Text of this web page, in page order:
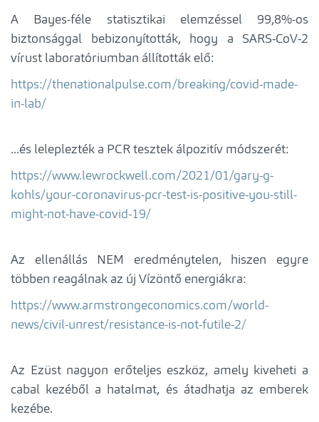
A Bayes-féle statisztikai elemzéssel 99,8%-os
biztonsággal bebizonyították, hogy a SARS-CoV-2
vírust laboratóriumban állították elő:
https://thenationalpulse.com/breaking/covid-made-
in-lab/
...és leleplezték a PCR tesztek álpozitív módszerét:
https://www.lewrockwell.com/2021/01/gary-g-
kohls/your-coronavirus-pcr-test-is-positive-you-still-
might-not-have-covid-19/
Az ellenállás NEM eredménytelen, hiszen egyre
többen reagálnak az új Vízöntő energiákra:
https://www.armstrongeconomics.com/world-
news/civil-unrest/resistance-is-not-futile-2/
Az Ezüst nagyon erőteljes eszköz, amely kiveheti a
cabal kezéből a hatalmat, és átadhatja az emberek
kezébe.